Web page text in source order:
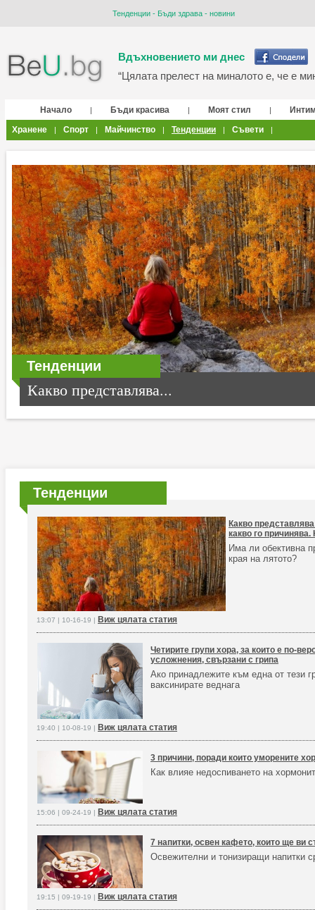
Тенденции - Бъди здрава - новини
Вдъхновението ми днес
“Цялата прелест на миналото е, че е
Начало | Бъди красива | Моят стил |
Хранене
| Спорт | Майчинство | Тенденции | Съвети |
Тенденции
Какво представлява...
Тенденции
Какво
какво го
Има ли обективна
края на лятото?
13:07 | 10-16-19 | Виж цялата статия
Четирите групи хора, за които е по-
усложнения, свързани с грипа
Ако принадлежите към една от тези
ваксинирате веднага
19:40 | 10-08-19 | Виж цялата статия
3 причини, поради които уморените
Как влияе недоспиването на
15:06 | 09-24-19 | Виж цялата статия
7 напитки, освен кафето, които ще ви
Освежителни и тонизиращи напитки
19:15 | 09-19-19 | Виж цялата статия